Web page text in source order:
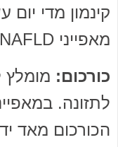
קינמון מדי יום
מאפייני NAFLD.
כורכום: מומלץ
לתזונה.
הכורכום מאד